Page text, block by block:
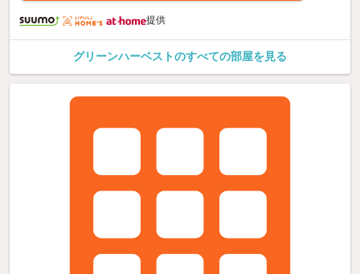
提供
グリーンハーベストのすべての部屋を見る